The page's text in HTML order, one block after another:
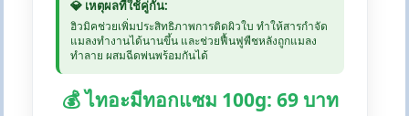
💎 เหตุผลที่ใช้คู่กัน:
ฮิวมิคช่วยเพิ่มประสิทธิภาพการติดผิวใบ ทำให้สารกำจัด
แมลงทำงานได้นานขึ้น และช่วยฟื้นฟูพืชหลังถูกแมลง
ทำลาย ผสมฉีดพ่นพร้อมกันได้
💰 ไทอะมีทอกแซม 100g: 69 บาท